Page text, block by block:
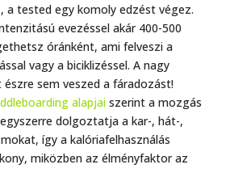
a tested egy komoly edzést végez.
evezéssel akár 400-500
óránként, ami felveszi a
vagy a biciklizéssel. A nagy
sem veszed a fáradozást!
alapjaiszerint a mozgás
dolgoztatja a kar-, hát-,
így a kalóriafelhasználás
miközben az élményfaktor az